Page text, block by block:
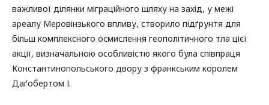
важливої ділянки міграційного шляху на захід, у межі
ареалу Меровінзького впливу, створило підґрунтя для
більш комплексного осмислення геополітичного тла цієї
акції, визначальною особливістю якого була співпраця
Константинопольського двору з франкським королем
Даґобертом І.